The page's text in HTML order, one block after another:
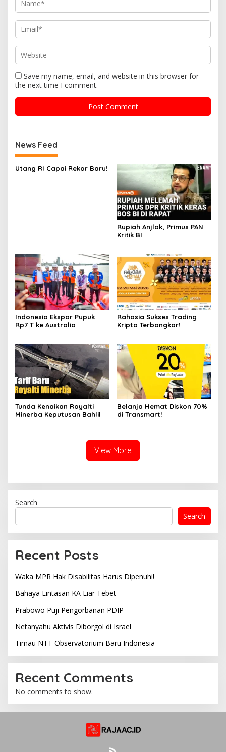
Save my name, email, and website in this browser for
the next time I comment.
News Feed
Utang RI Capai Rekor Baru!
Rupiah Anjlok, Primus PAN
Kritik BI
Indonesia Ekspor Pupuk
Rp7 T ke Australia
Rahasia Sukses Trading
Kripto Terbongkar!
Tunda Kenaikan Royalti
Minerba Keputusan Bahlil
Belanja Hemat Diskon 70%
di Transmart!
View More
Search
Search
Recent Posts
Waka MPR Hak Disabilitas Harus Dipenuhi!
Bahaya Lintasan KA Liar Tebet
Prabowo Puji Pengorbanan PDIP
Netanyahu Aktivis Diborgol di Israel
Timau NTT Observatorium Baru Indonesia
Recent Comments
No comments to show.